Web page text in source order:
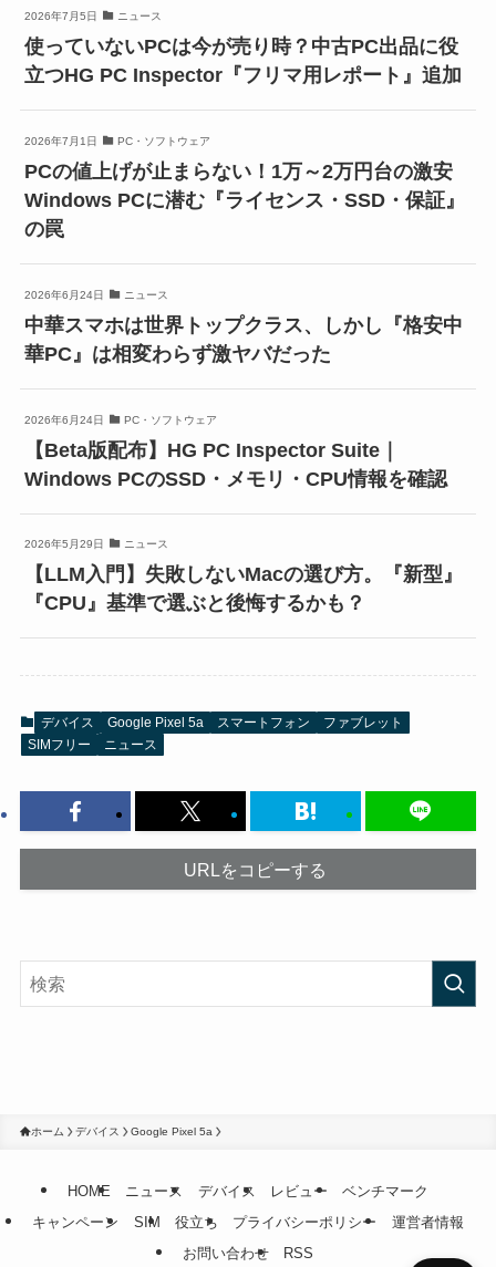
2026年7月5日 ニュース
使っていないPCは今が売り時？中古PC出品に役
立つHG PC Inspector『フリマ用レポート』追加
2026年7月1日 PC・ソフトウェア
PCの値上げが止まらない！1万～2万円台の激安
Windows PCに潜む『ライセンス・SSD・保証』
の罠
2026年6月24日 ニュース
中華スマホは世界トップクラス、しかし『格安中
華PC』は相変わらず激ヤバだった
2026年6月24日 PC・ソフトウェア
【Beta版配布】HG PC Inspector Suite｜
Windows PCのSSD・メモリ・CPU情報を確認
2026年5月29日 ニュース
【LLM入門】失敗しないMacの選び方。『新型』
『CPU』基準で選ぶと後悔するかも？
デバイス Google Pixel 5a スマートフォン
ファブレット
SIMフリー
ニュース
URLをコピーする
ホーム デバイス Google Pixel 5a
HOME ニュース デバイス レビュー
ベンチマーク
キャンペーン
SIM 役立ち プライバシーポリシー
運営者情報
お問い合わせ
RSS